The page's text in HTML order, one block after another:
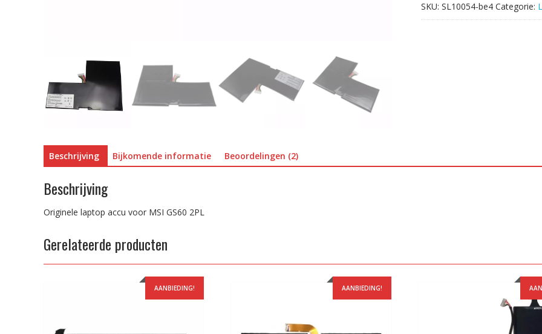
SKU: SL10054-be4 Categorie:
Beschrijving Bijkomende informatie Beoordelingen (2)
Beschrijving
Originele laptop accu voor MSI GS60 2PL
Gerelateerde producten
AANBIEDING! AANBIEDING!